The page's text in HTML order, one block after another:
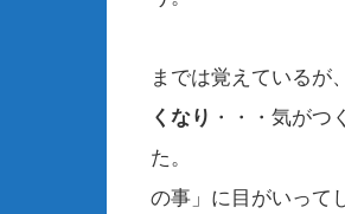
実際
までは覚えているが
くなり ・・・気がつ
た。
の事」に目がいって